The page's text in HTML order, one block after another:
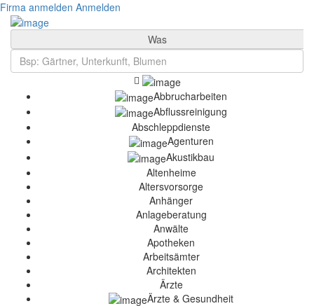
Firma anmelden Anmelden
Was
Abbrucharbeiten
Abflussreinigung
Abschleppdienste
Agenturen
Akustikbau
Altenheime
Altersvorsorge
Anhänger
Anlageberatung
Anwälte
Apotheken
Arbeitsämter
Architekten
Ärzte
Ärzte & Gesundheit